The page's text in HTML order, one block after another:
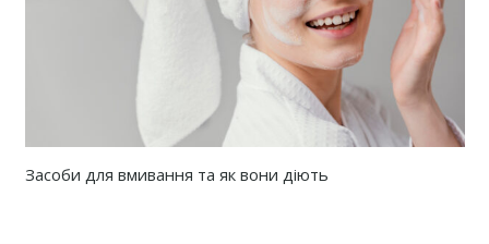
Засоби для вмивання та як вони діють